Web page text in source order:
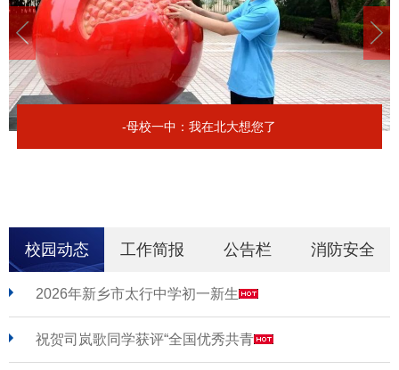
-母校一中：我在北大想您了
校园动态 工作简报 公告栏 消防安全
2026年新乡市太行中学初一新生
祝贺司岚歌同学获评“全国优秀共青